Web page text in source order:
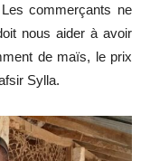
commerçants ne
nous aider à avoir
de maïs, le prix
Sylla.